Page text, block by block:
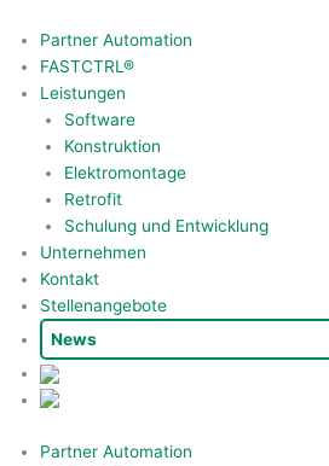
Inhalt
springen
Partner Automation
FASTCTRL®
Leistungen
Software
Konstruktion
Elektromontage
Retrofit
Schulung und Entwicklung
Unternehmen
Kontakt
Stellenangebote
News
Partner Automation